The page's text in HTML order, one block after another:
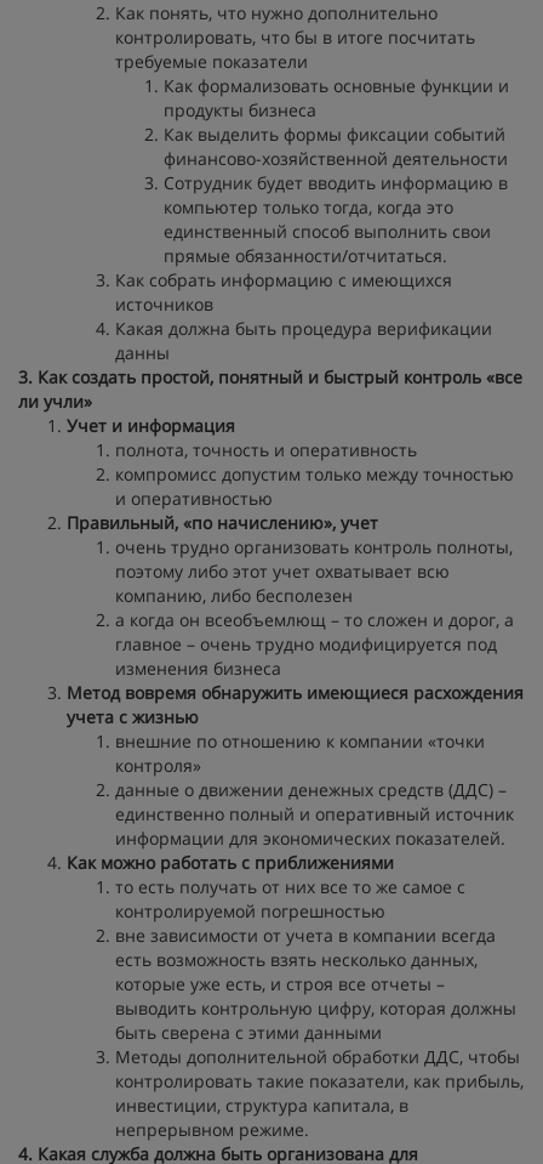
Как понять, что нужно дополнительно
контролировать, что бы в итоге посчитать
требуемые показатели
Как формализовать основные функции и
продукты бизнеса
Как выделить формы фиксации событий
финансово-хозяйственной деятельности
Сотрудник будет вводить информацию в
компьютер только тогда, когда это
единственный способ выполнить свои
прямые обязанности/отчитаться.
Как собрать информацию с имеющихся
источников
Какая должна быть процедура верификации
данны
3. Как создать простой, понятный и быстрый контроль «все
ли учли»
Учет и информация
полнота, точность и оперативность
компромисс допустим только между точностью
и оперативностью
Правильный, «по начислению», учет
очень трудно организовать контроль полноты,
поэтому либо этот учет охватывает всю
компанию, либо бесполезен
а когда он всеобъемлющ – то сложен и дорог, а
главное – очень трудно модифицируется под
изменения бизнеса
Метод вовремя обнаружить имеющиеся расхождения
учета с жизнью
внешние по отношению к компании «точки
контроля»
данные о движении денежных средств (ДДС) –
единственно полный и оперативный источник
информации для экономических показателей.
Как можно работать с приближениями
то есть получать от них все то же самое с
контролируемой погрешностью
вне зависимости от учета в компании всегда
есть возможность взять несколько данных,
которые уже есть, и строя все отчеты –
выводить контрольную цифру, которая должны
быть сверена с этими данными
Методы дополнительной обработки ДДС, чтобы
контролировать такие показатели, как прибыль,
инвестиции, структура капитала, в
непрерывном режиме.
4. Какая служба должна быть организована для